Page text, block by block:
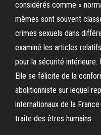
considérés comme «
mêmes sont souvent
crimes sexuels dans
examiné les articles
pour la sécurité intérieure.
Elle se félicite de la
abolitionniste sur lequel
internationaux de la
traite des êtres humains.